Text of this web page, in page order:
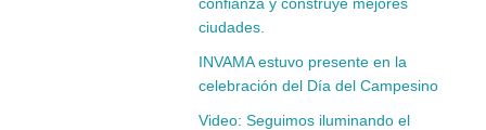
confianza y construye mejores
ciudades.
INVAMA estuvo presente en la
celebración del Día del Campesino
Video: Seguimos iluminando el